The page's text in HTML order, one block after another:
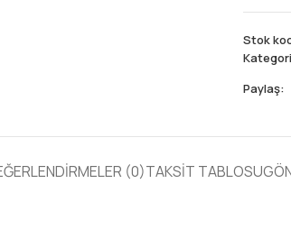
Stok
Paylaş:
(0)TAKSIT TABLOSU